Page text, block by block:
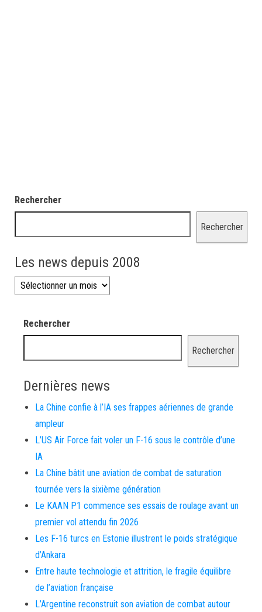
Rechercher
Rechercher
Les news depuis 2008
Les news depuis 2008
Rechercher
Rechercher
Dernières news
La Chine confie à l’IA ses frappes aériennes de grande
ampleur
L’US Air Force fait voler un F-16 sous le contrôle d’une
IA
La Chine bâtit une aviation de combat de saturation
tournée vers la sixième génération
Le KAAN P1 commence ses essais de roulage avant un
premier vol attendu fin 2026
Les F-16 turcs en Estonie illustrent le poids stratégique
d’Ankara
Entre haute technologie et attrition, le fragile équilibre
de l’aviation française
L’Argentine reconstruit son aviation de combat autour